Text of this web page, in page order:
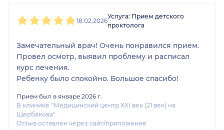
18.02.2026
Услуга: Прием детского
проктолога
Замечательный врач! Очень понравился прием.
Провел осмотр, выявил проблему и расписал
курс лечения.
Ребенку было спокойно. Большое спасибо!
Прием был в январе 2026 г.
В клинике "Медицинский центр XXI век (21 век) на
Щербакова"
Отзыв оставлен через сайт/приложение